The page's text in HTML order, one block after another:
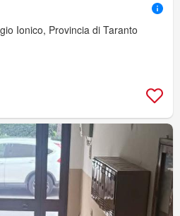
Ionico, Provincia di Taranto